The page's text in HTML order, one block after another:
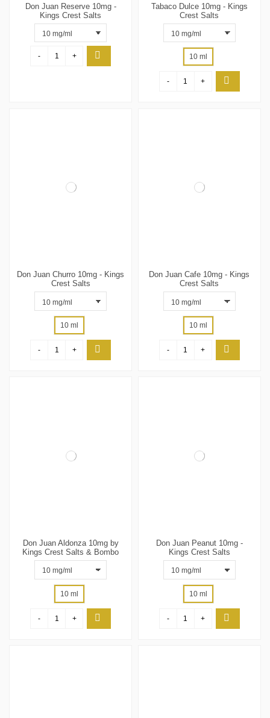
Don Juan Reserve 10mg -
Kings Crest Salts
- +
Tabaco Dulce 10mg - Kings
Crest Salts
10 ml
- +
Don Juan Churro 10mg - Kings
Crest Salts
10 ml
- +
Don Juan Cafe 10mg - Kings
Crest Salts
10 ml
- +
Don Juan Aldonza 10mg by
Kings Crest Salts & Bombo
10 ml
- +
Don Juan Peanut 10mg -
Kings Crest Salts
10 ml
- +